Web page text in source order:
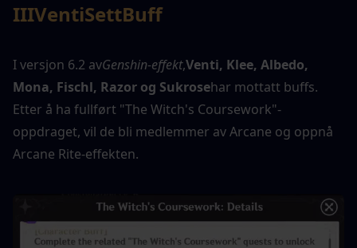
IIIVentiSettBuff
I versjon 6.2 avGenshin-effekt,Venti, Klee, Albedo,
Mona, Fischl, Razor og Sukrosehar mottatt buffs.
Etter å ha fullført "The Witch's Coursework"-
oppdraget, vil de bli medlemmer av Arcane og oppnå
Arcane Rite-effekten.